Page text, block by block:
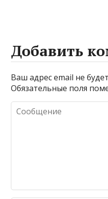
Добавить
Ваш адрес email не
Обязательные поля